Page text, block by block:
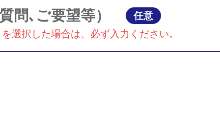
問､ご要望等）
任意
選択した場合は、必ず入力ください。